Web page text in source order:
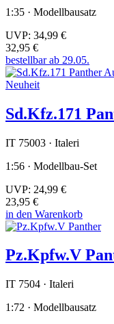
1:35 · Modellbausatz
UVP: 34,99 €
32,95 €
bestellbar ab 29.05.
Neuheit
Sd.Kfz.171
IT 75003 · Italeri
1:56 · Modellbau-Set
UVP: 24,99 €
23,95 €
in den Warenkorb
Pz.Kpfw.V
IT 7504 · Italeri
1:72 · Modellbausatz